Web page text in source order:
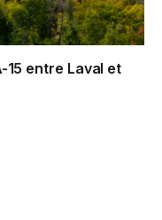
15 entre Laval et